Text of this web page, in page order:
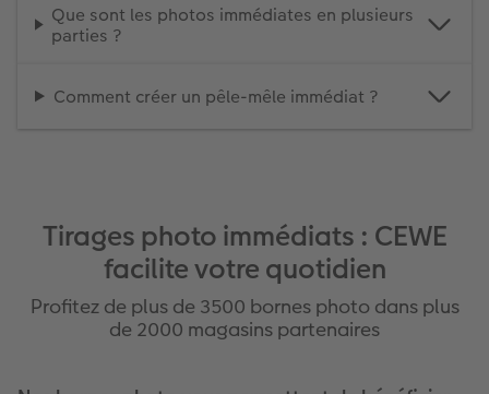
Que sont les photos immédiates en plusieurs
parties ?
Comment créer un pêle-mêle immédiat ?
Tirages photo immédiats : CEWE
facilite votre quotidien
Profitez de plus de 3500 bornes photo dans plus
de 2000 magasins partenaires